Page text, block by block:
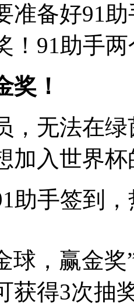
准备好91
！91助手
奖！
，无法在
加入世界
助手签到
球，赢金
获得3次抽